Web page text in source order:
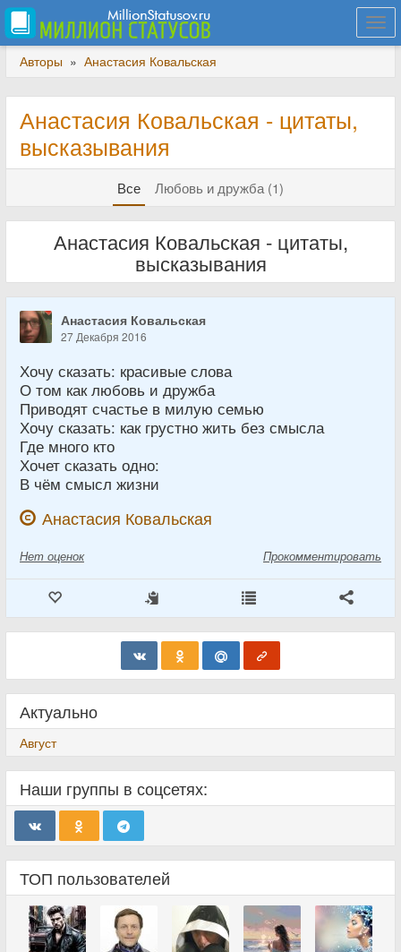
Авторы » Анастасия Ковальская
Анастасия Ковальская - цитаты,
высказывания
Все Любовь и дружба (1)
Анастасия Ковальская - цитаты,
высказывания
Анастасия Ковальская
27 Декабря 2016
Хочу сказать: красивые слова
О том как любовь и дружба
Приводят счастье в милую семью
Хочу сказать: как грустно жить без смысла
Где много кто
Хочет сказать одно:
В чём смысл жизни
Анастасия Ковальская
Нет оценок Прокомментировать
Актуально
Август
Наши группы в соцсетях:
ТОП пользователей